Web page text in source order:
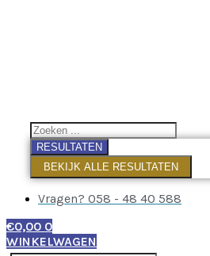
RESULTATEN
BEKIJK ALLE RESULTATEN
Vragen? 058 - 48 40 588
€0,00 0
WINKELWAGEN